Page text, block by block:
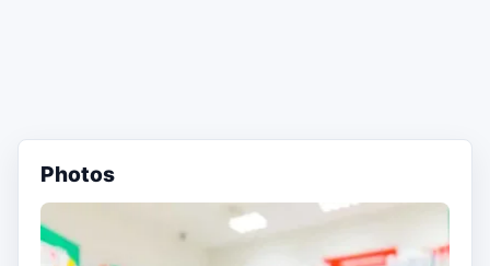
Photos